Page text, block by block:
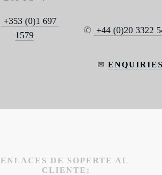
+353 (0)1 697
1579
✆ +44 (0)20 3322
✉
ENLACES DE SOPERTE AL
CLIENTE: